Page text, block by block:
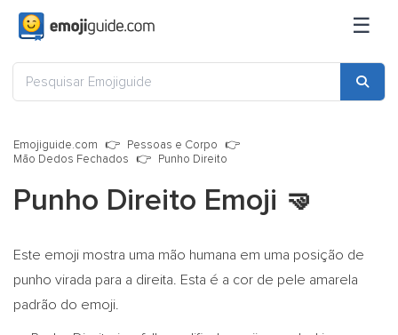
☰
Emojiguide.com
Pessoas e Corpo
Mão Dedos Fechados
Punho Direito
Punho Direito Emoji 🤜
Este emoji mostra uma mão humana em uma posição de
punho virada para a direita. Esta é a cor de pele amarela
padrão do emoji.